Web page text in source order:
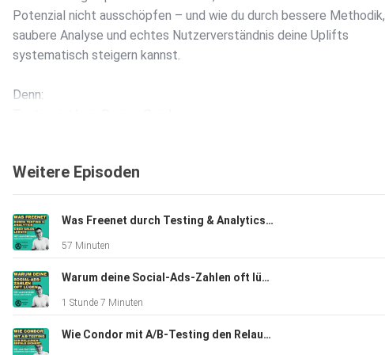
Potenzial nicht ausschöpfen – und wie du durch bessere Methodik,
saubere Analyse und echtes Nutzerverständnis deine Uplifts
systematisch steigern kannst.
Denn:
⸻
Darum geht’s in dieser Episode
• Warum viele A/B-Tests keine echten Effekte liefern
• Wieso Testing ohne klares Problem oft Zeitverschwendung
ist
• Welche Rolle Statistik und Methodik wirklich spielen
ist
Weitere Episoden
Was Freenet durch Testing & Analytics über Sales lernte | mit Liam Kirchner
57 Minuten
Warum deine Social-Ads-Zahlen oft lügen | mit Lars Budde
1 Stunde 7 Minuten
Wie Condor mit A/B-Testing den Relaunch-Erfolg sichert